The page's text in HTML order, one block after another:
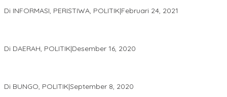
Di INFORMASI, PERISTIWA, POLITIK|Februari 24, 2021
Di DAERAH, POLITIK|Desember 16, 2020
Di BUNGO, POLITIK|September 8, 2020